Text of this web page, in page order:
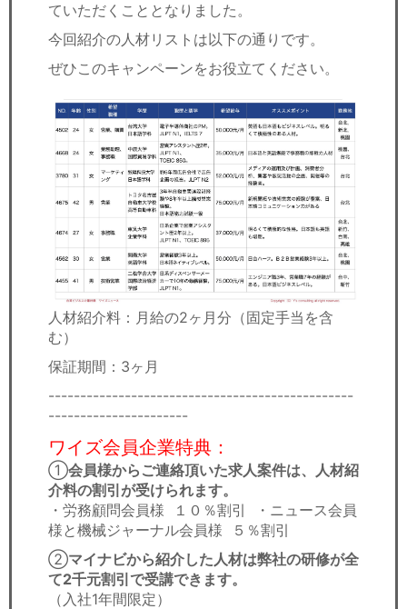
ていただくこととなりました。
今回紹介の人材リストは以下の通りです。
ぜひこのキャンペーンをお役立てください。
人材紹介料：月給の2ヶ月分（固定手当を含
む）
保証期間：3ヶ月
------------------------------------------------
----------------------
ワイズ会員企業特典：
①会員様からご連絡頂いた求人案件は、人材紹
介料の割引が受けられます。
・労務顧問会員様 １０％割引 ・ニュース会員
様と機械ジャーナル会員様 ５％割引
②マイナビから紹介した人材は弊社の研修が全
て2千元割引で受講できます。
（入社1年間限定）​